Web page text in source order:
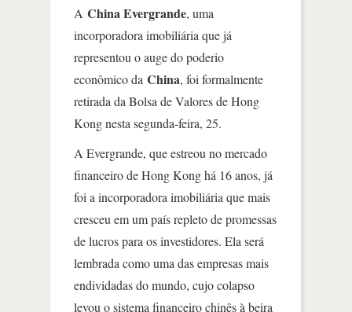
A China Evergrande, uma
incorporadora imobiliária que já
representou o auge do poderio
econômico da China, foi formalmente
retirada da Bolsa de Valores de Hong
Kong nesta segunda-feira, 25.
A Evergrande, que estreou no mercado
financeiro de Hong Kong há 16 anos, já
foi a incorporadora imobiliária que mais
cresceu em um país repleto de promessas
de lucros para os investidores. Ela será
lembrada como uma das empresas mais
endividadas do mundo, cujo colapso
levou o sistema financeiro chinês à beira